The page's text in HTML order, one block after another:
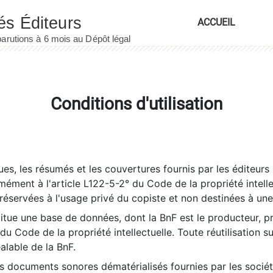
ACCUEIL
Conditions d'utilisation
les résumés et les couvertures fournis par les
à l'article L122-5-2° du Code de la propriété
à l'usage privé du copiste et non destinées à
une base de données, dont la BnF est le producteur,
Code de la propriété intellectuelle. Toute réutilisation
de la BnF.
documents sonores dématérialisés fournies par les